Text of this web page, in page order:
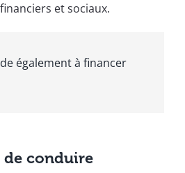
et sociaux.
également à financer
de conduire